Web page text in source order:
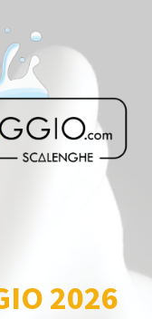
2026